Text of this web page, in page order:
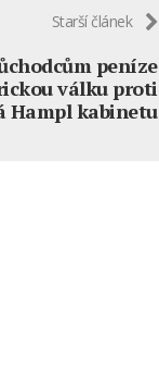
Starší článek
peníze
válku proti
Hampl kabinetu